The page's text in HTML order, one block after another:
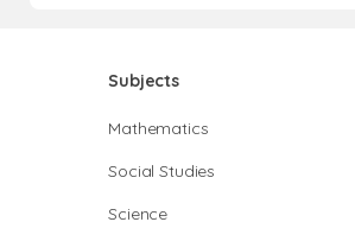
Subjects
Mathematics
Social Studies
Science